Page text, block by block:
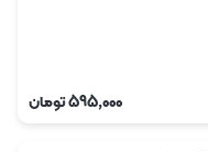
595,000تومان